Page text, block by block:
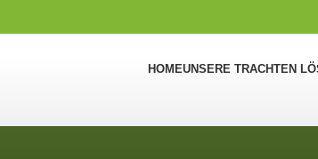
HOMEUNSERE TRACHTEN